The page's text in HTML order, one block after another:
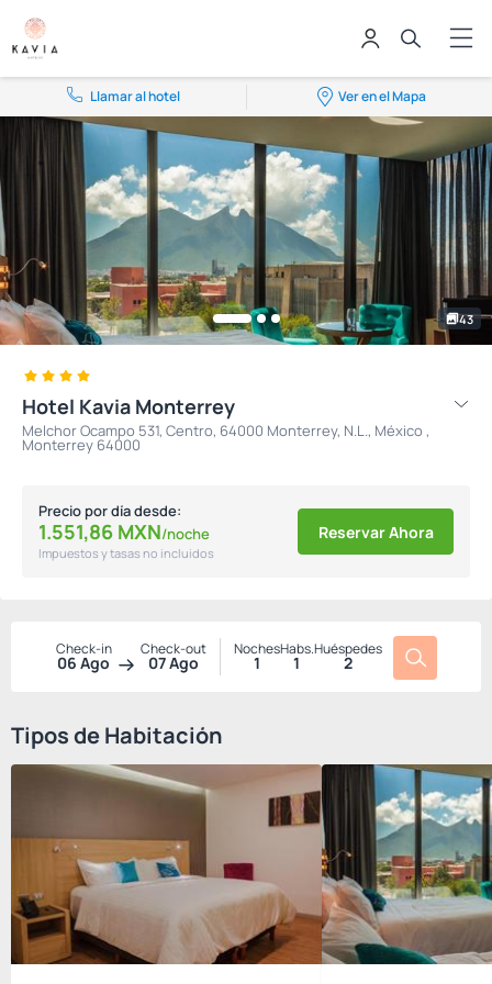
Llamar al hotel Ver en el Mapa
43
Hotel Kavia Monterrey
Melchor Ocampo 531, Centro, 64000 Monterrey, N.L., México ,
Monterrey 64000
Precio por día desde:
1.551,86 MXN/noche
Impuestos y tasas no incluidos
Reservar Ahora
Check-in
06 Ago
Check-out
07 Ago
Noches
1
Habs.
1
Huéspedes
2
Tipos de Habitación